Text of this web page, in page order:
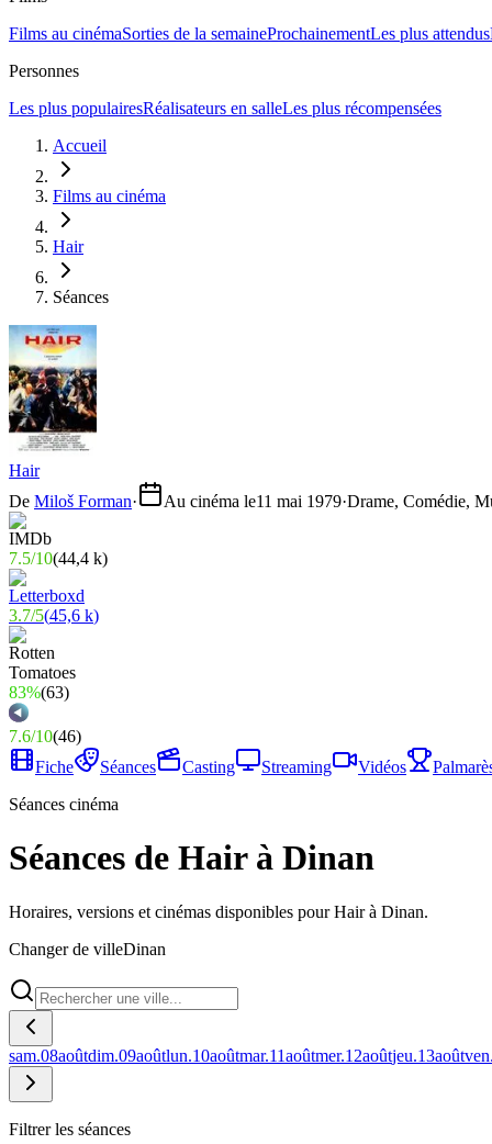
Films au cinémaSorties de la semaineProchainementLes plus attendus
Personnes
Les plus populairesRéalisateurs en salleLes plus récompensées
Accueil
Films au cinéma
Hair
Séances
Hair
De Miloš Forman· Au cinéma le11 mai 1979·Drame, Comédie,
7.5/10(44,4 k)
3.7/5(45,6 k)
83%(63)
7.6/10(46)
Fiche
Séances Casting Streaming Vidéos
Séances cinéma
Séances de Hair à Dinan
Horaires, versions et cinémas disponibles pour Hair à Dinan.
Changer de villeDinan
sam.08aoûtdim.09aoûtlun.10aoûtmar.11aoûtmer.12aoûtjeu.13aoûtven.
Filtrer les séances